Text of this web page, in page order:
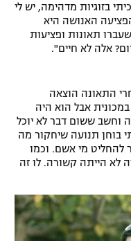
בזוגיות מדהימה, יש לי
האנושה היא
תאונות ופציעות
אלה לא חיים".
התאונה הוצאה
אבל הוא היה
וחשב ששום דבר לא יוכל
בוחן תנועה שיחקור מה
להחליט מי אשם. וכמו
לא הייתה קשורה. לו זה